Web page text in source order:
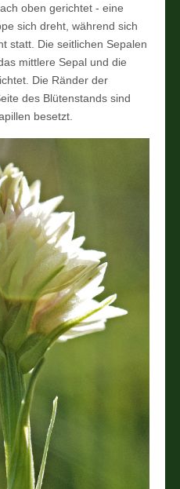
oben gerichtet - eine
sich dreht, während sich
statt. Die seitlichen Sepalen
mittlere Sepal und die
Die Ränder der
des Blütenstands sind
besetzt.